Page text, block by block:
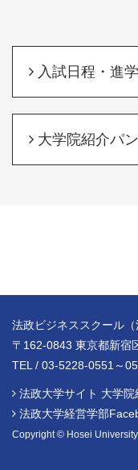
入試日程・進
大学院紹介パ
法政ビジネススクール（
〒162-0843 東京都新
TEL / 03-5228-0551～
法政大学サイト 大学
法政大学経営学部
Copyright © Hosei